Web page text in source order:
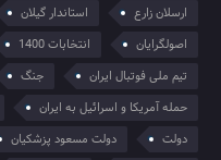
ارسلان زارع
استاندار گیلان
اصولگرایان
انتخابات 1400
تیم ملی فوتبال ایران
جنگ
حمله آمریکا و اسرائیل به ایران
دولت
دولت مسعود پزشکیان